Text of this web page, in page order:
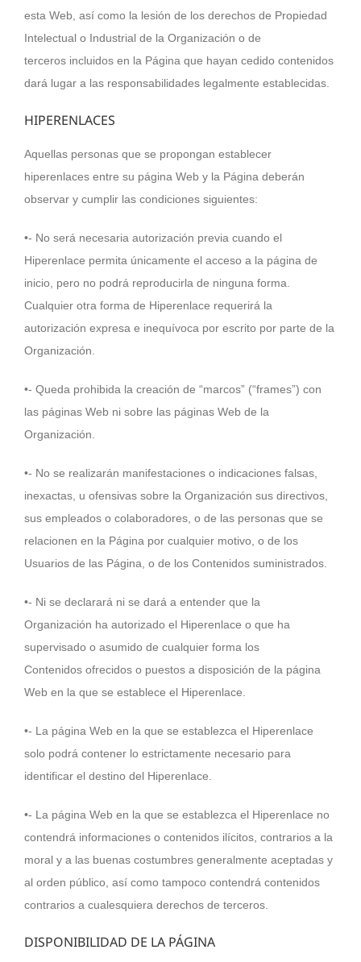
esta Web, así como la lesión de los derechos de Propiedad
Intelectual o Industrial de la Organización o de
terceros incluidos en la Página que hayan cedido contenidos
dará lugar a las responsabilidades legalmente establecidas.
HIPERENLACES
Aquellas personas que se propongan establecer
hiperenlaces entre su página Web y la Página deberán
observar y cumplir las condiciones siguientes:
•- No será necesaria autorización previa cuando el
Hiperenlace permita únicamente el acceso a la página de
inicio, pero no podrá reproducirla de ninguna forma.
Cualquier otra forma de Hiperenlace requerirá la
autorización expresa e inequívoca por escrito por parte de la
Organización.
•- Queda prohibida la creación de “marcos” (“frames”) con
las páginas Web ni sobre las páginas Web de la
Organización.
•- No se realizarán manifestaciones o indicaciones falsas,
inexactas, u ofensivas sobre la Organización sus directivos,
sus empleados o colaboradores, o de las personas que se
relacionen en la Página por cualquier motivo, o de los
Usuarios de las Página, o de los Contenidos suministrados.
•- Ni se declarará ni se dará a entender que la
Organización ha autorizado el Hiperenlace o que ha
supervisado o asumido de cualquier forma los
Contenidos ofrecidos o puestos a disposición de la página
Web en la que se establece el Hiperenlace.
•- La página Web en la que se establezca el Hiperenlace
solo podrá contener lo estrictamente necesario para
identificar el destino del Hiperenlace.
•- La página Web en la que se establezca el Hiperenlace no
contendrá informaciones o contenidos ilícitos, contrarios a la
moral y a las buenas costumbres generalmente aceptadas y
al orden público, así como tampoco contendrá contenidos
contrarios a cualesquiera derechos de terceros.
DISPONIBILIDAD DE LA PÁGINA